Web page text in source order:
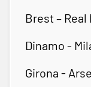
Brest – Real
Dinamo -
Girona -